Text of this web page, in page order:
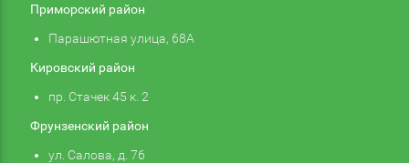
Приморский район
Парашютная улица, 68А
Кировский район
пр. Стачек 45 к. 2
Фрунзенский район
ул. Салова, д. 76